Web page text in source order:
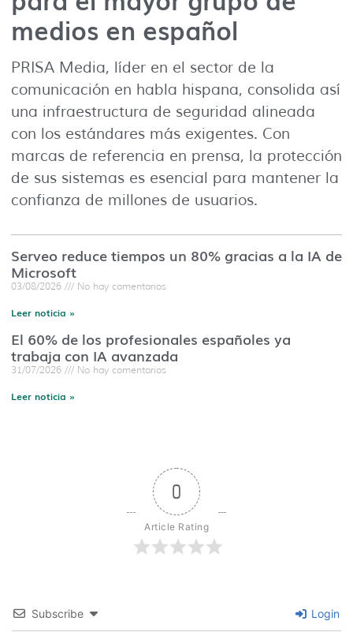
medios en español
PRISA Media, líder en el sector de la
comunicación en habla hispana, consolida así
una infraestructura de seguridad alineada
con los estándares más exigentes. Con
marcas de referencia en prensa, la protección
de sus sistemas es esencial para mantener la
confianza de millones de usuarios.
Serveo reduce tiempos un 80% gracias a la IA de
Microsoft
03/08/2026 No hay comentarios
Leer noticia »
El 60% de los profesionales españoles ya
trabaja con IA avanzada
31/07/2026 No hay comentarios
Leer noticia »
0
Article Rating
Subscribe Login